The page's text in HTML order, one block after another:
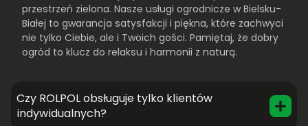
przestrzeń zielona. Nasze usługi ogrodnicze w Bielsku-
Białej to gwarancja satysfakcji i piękna, które zachwyci
nie tylko Ciebie, ale i Twoich gości. Pamiętaj, że dobry
ogród to klucz do relaksu i harmonii z naturą.
Czy ROLPOL obsługuje tylko klientów
indywidualnych?